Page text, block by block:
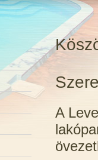
A